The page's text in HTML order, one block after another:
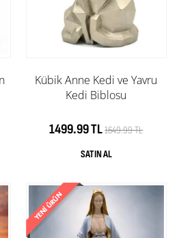
Kübik Anne Kedi ve Yavru
Kedi Biblosu
1499.99 TL1649.99 TL